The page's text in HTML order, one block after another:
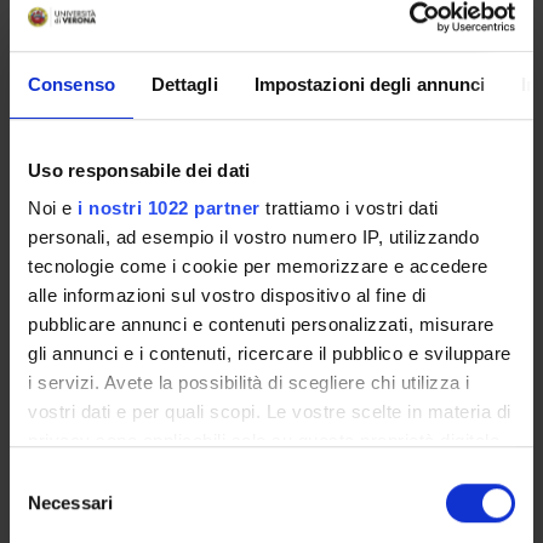
Consenso Dettagli Impostazioni degli annunci
Uso responsabile dei dati
Noi e i nostri 1022 partner trattiamo i vostri dati
personali, ad esempio il vostro numero IP, utilizzando
tecnologie come i cookie per memorizzare e accedere
alle informazioni sul vostro dispositivo al fine di
pubblicare annunci e contenuti personalizzati, misurare
gli annunci e i contenuti, ricercare il pubblico e sviluppare
i servizi. Avete la possibilità di scegliere chi utilizza i
vostri dati e per quali scopi. Le vostre scelte in materia di
modificare o revocare il proprio consenso in qualsiasi
momento dalla Dichiarazione sui cookie o facendo clic
Necessari
must demonstrate to be able to illustrate the development of
the various literary genres and to know pertaining authors.
Y. Bezrucka, A Synopsis of English Literature, Quiedit, Verona,
3rd. ed. 2017
2. LITERARY WORKS to be studied:
- Dryden, King Arthur, or the British Worthy, online
- Joseph Addison, The Pleasures of the Imagination, online
- William Blake, The New Jerusalem, online
- H. Walpole, The Castle of Otranto, Penguin or Oxford edition.
- P.B. Shelley, Queen Mab, Norton
Bibliografia
Quasi tutti i miei testi sono disponibili in modalità 'gold open